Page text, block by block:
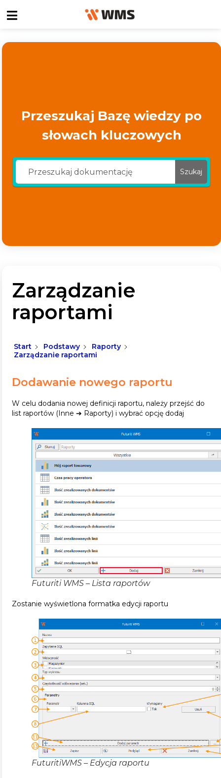
Przeszukaj Bazę wiedzy po
słowach kluczowych
Szukaj
Zarządzanie
raportami
Start Podstawy
Raporty
Zarządzanie raportami
Dodawanie nowego raportu
W celu dodania nowej definicji raportu, należy przejść do
list raportów (Inne ➔ Raporty) i wybrać opcję dodaj
Futuriti WMS – Lista raportów
Zostanie wyświetlona formatka edycji raportu
FuturitiWMS – Edycja raportu